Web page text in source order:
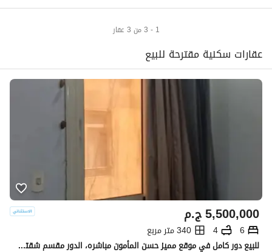
1 - 3 من 3 عقار
عقارات سكنية مقترحة للبيع
ج.م5,500,000
6
4
340 متر مربع
للبيع دور كامل في موقع مميز حسن المأمون مباشره، الدور مقسم شقتين بإطلالة مفتوحه